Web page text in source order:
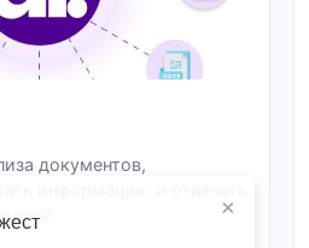
документов,
×